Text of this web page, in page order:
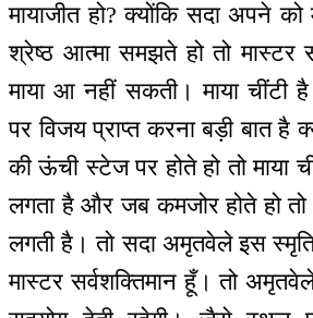
मायाजीत हो? क्योंकि सदा अपने को
श्रेष्ठ आत्मा समझते हो तो मास्टर
माया आ नहीं सकती। माया चींटी
पर विजय प्राप्त करना बड़ी बात है
की ऊंची स्टेज पर होते हो तो माया
लगता है और जब कमजोर होते हो तो
लगती है। तो सदा अमृतवेले इस
मास्टर सर्वशक्तिमान हूँ। तो